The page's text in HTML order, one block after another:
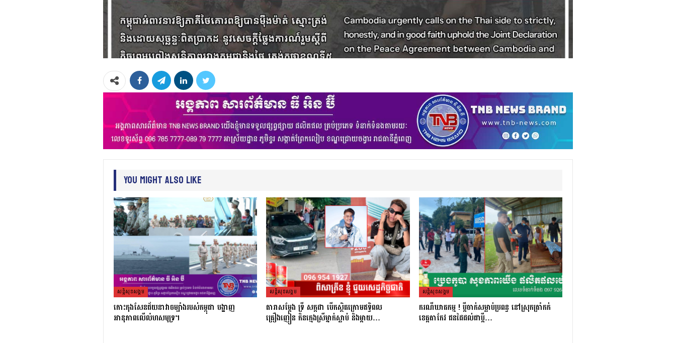
You Might Also Like
សន្តិសុខសង្គម
កោះកុងសែនជ័យនាវាចម្បាំងរបស់កម្ពុជា បង្ហាញ
អានុភាពលើលំហសមុទ្រ។
សន្តិសុខសង្គម
តារាសម្ដែង ទ្រី សក្កដា បើកស្ថិតក្រោមឥទ្ធិពល
គ្រឿងញៀន កិនក្មេងស្រីម្នាក់ស្លាប់ និងម្ដាយ…
សន្តិសុខសង្គម
ករណីឃាតកម្ម ! ប្ដីចាក់សម្លាប់ប្រពន្ធ នៅស្រុកត្រាំកក់
ខេត្តតាកែវ ជនដៃដល់ជាប្ដី…